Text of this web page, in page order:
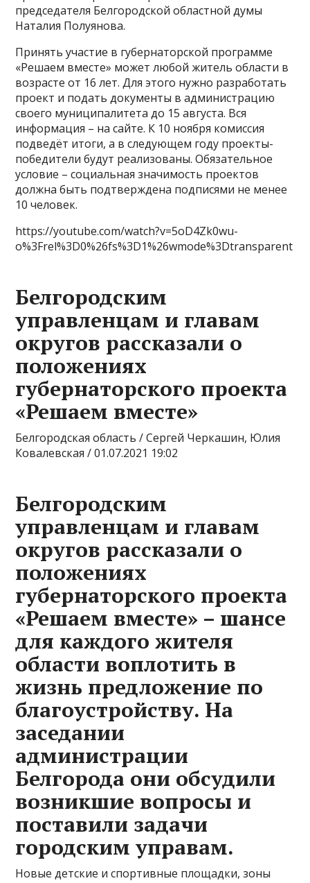
председателя Белгородской областной думы
Наталия Полуянова.
Принять участие в губернаторской программе
«Решаем вместе» может любой житель области в
возрасте от 16 лет. Для этого нужно разработать
проект и подать документы в администрацию
своего муниципалитета до 15 августа. Вся
информация – на сайте. К 10 ноября комиссия
подведёт итоги, а в следующем году проекты-
победители будут реализованы. Обязательное
условие – социальная значимость проектов
должна быть подтверждена подписями не менее
10 человек.
https://youtube.com/watch?v=5oD4Zk0wu-
o%3Frel%3D0%26fs%3D1%26wmode%3Dtransparent
Белгородским
управленцам и главам
округов рассказали о
положениях
губернаторского проекта
«Решаем вместе»
Белгородская область / Сергей Черкашин, Юлия
Ковалевская / 01.07.2021 19:02
Белгородским
управленцам и главам
округов рассказали о
положениях
губернаторского проекта
«Решаем вместе» – шансе
для каждого жителя
области воплотить в
жизнь предложение по
благоустройству. На
заседании
администрации
Белгорода они обсудили
возникшие вопросы и
поставили задачи
городским управам.
Новые детские и спортивные площадки, зоны